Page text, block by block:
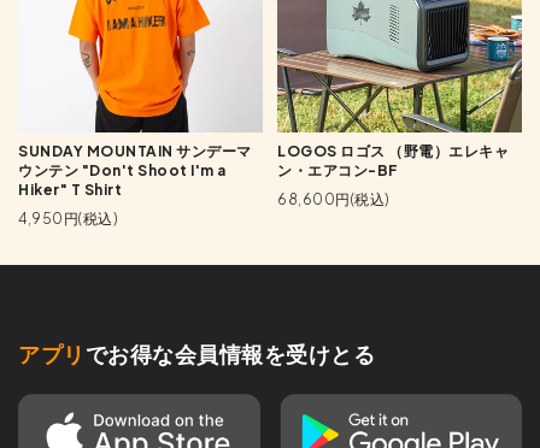
SUNDAY MOUNTAIN サンデーマ
ウンテン "Don't Shoot I'm a
Hiker" T Shirt
4,950円(税込)
LOGOS ロゴス （野電）エレキャ
ン・エアコン-BF
68,600円(税込)
アプリ でお得な会員情報を受けとる